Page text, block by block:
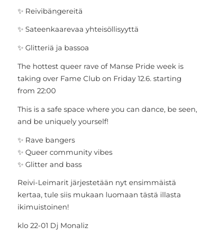
✨ Reivibängereitä
✨ Sateenkaarevaa yhteisöllisyyttä
✨ Glitteriä ja bassoa
The hottest queer rave of Manse Pride week is
taking over Fame Club on Friday 12.6. starting
from 22:00
This is a safe space where you can dance, be seen,
and be uniquely yourself!
✨ Rave bangers
✨ Queer community vibes
✨ Glitter and bass
Reivi-Leimarit järjestetään nyt ensimmäistä
kertaa, tule siis mukaan luomaan tästä illasta
ikimuistoinen!
klo 22-01 Dj Monaliz